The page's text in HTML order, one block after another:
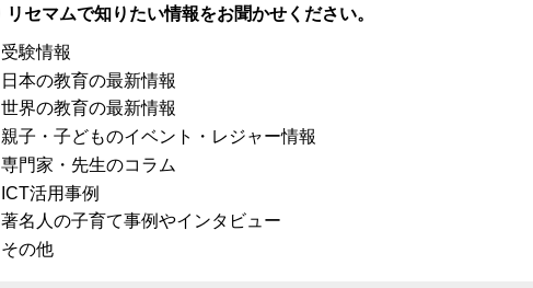
リセマムで知りたい情報をお聞かせください。
受験情報
日本の教育の最新情報
世界の教育の最新情報
親子・子どものイベント・レジャー情報
専門家・先生のコラム
ICT活用事例
著名人の子育て事例やインタビュー
その他